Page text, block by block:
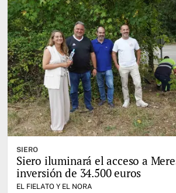
SIERO
Siero iluminará el acceso a
inversión de 34.500 euros
EL FIELATO Y EL NORA